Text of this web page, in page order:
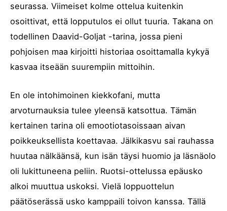
seurassa. Viimeiset kolme ottelua kuitenkin
osoittivat, että lopputulos ei ollut tuuria. Takana on
todellinen Daavid-Goljat -tarina, jossa pieni
pohjoisen maa kirjoitti historiaa osoittamalla kykyä
kasvaa itseään suurempiin mittoihin.
En ole intohimoinen kiekkofani, mutta
arvoturnauksia tulee yleensä katsottua. Tämän
kertainen tarina oli emootiotasoissaan aivan
poikkeuksellista koettavaa. Jälkikasvu sai rauhassa
huutaa nälkäänsä, kun isän täysi huomio ja läsnäolo
oli lukittuneena peliin. Ruotsi-ottelussa epäusko
alkoi muuttua uskoksi. Vielä loppuottelun
päätöserässä usko kamppaili toivon kanssa. Tällä